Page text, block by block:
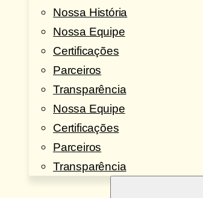
Nossa História
Nossa Equipe
Certificações
Parceiros
Transparência
Nossa Equipe
Certificações
Parceiros
Transparência